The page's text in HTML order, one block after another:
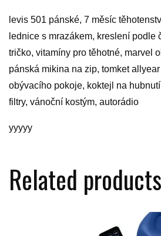
levis 501 pánské, 7 měsíc
lednice s mrazákem, kreslení podle
tričko, vitamíny pro těhotné, marvel
pánská mikina na zip, tomket
obývacího pokoje, koktejl na
filtry, vánoční kostým, autorádio
yyyyy
Related products